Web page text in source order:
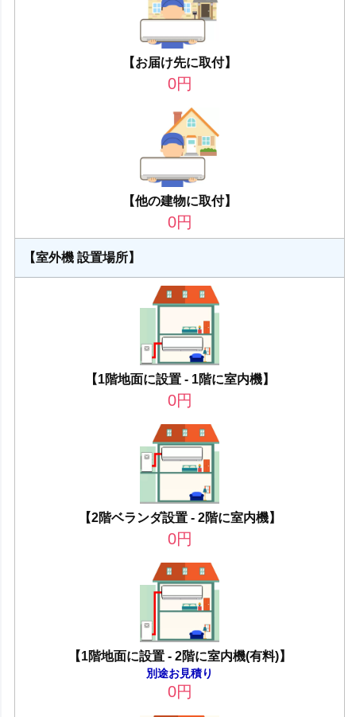
【お届け先に取付】
0円
【他の建物に取付】
0円
【室外機 設置場所】
【1階地面に設置 - 1階に室内機】
0円
【2階ベランダ設置 - 2階に室内機】
0円
【1階地面に設置 - 2階に室内機(有料)】
別途お見積り
0円